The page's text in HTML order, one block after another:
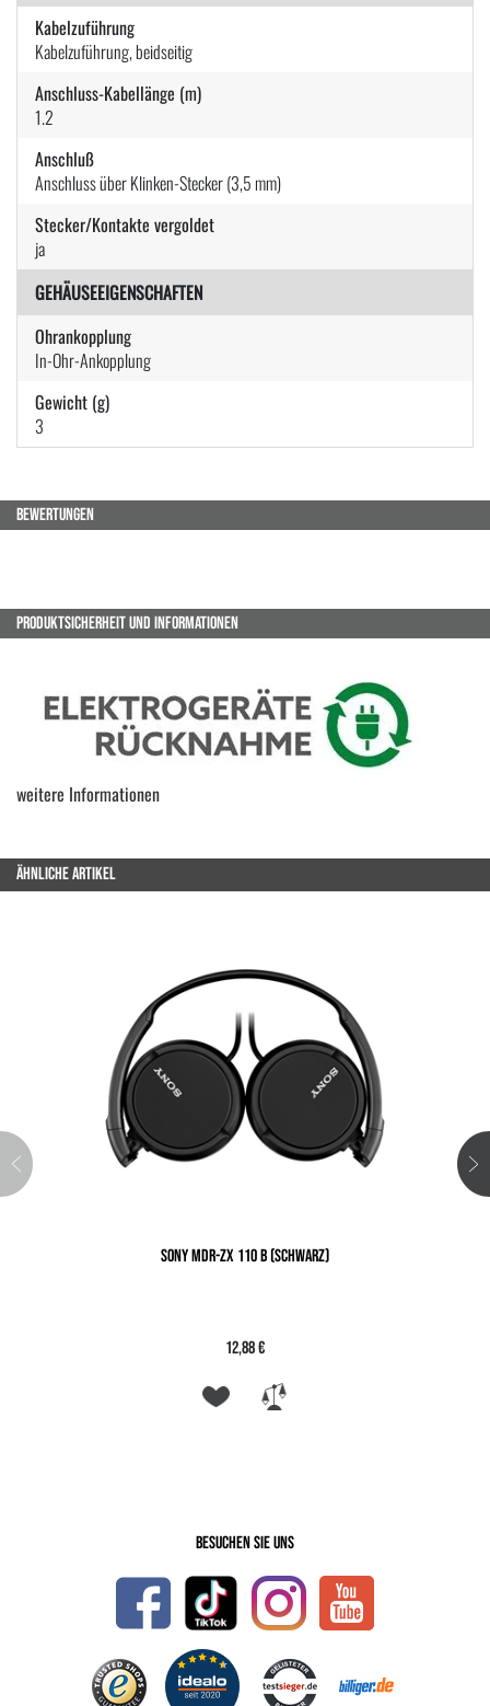
Kabelzuführung
Kabelzuführung, beidseitig
Anschluss-Kabellänge (m)
1.2
Anschluß
Anschluss über Klinken-Stecker (3,5 mm)
Stecker/Kontakte vergoldet
ja
GEHÄUSEEIGENSCHAFTEN
Ohrankopplung
In-Ohr-Ankopplung
Gewicht (g)
3
BEWERTUNGEN
PRODUKTSICHERHEIT UND INFORMATIONEN
weitere Informationen
ÄHNLICHE ARTIKEL
SONY MDR-ZX 110 B (SCHWARZ)
12,88 €
Besuchen Sie uns